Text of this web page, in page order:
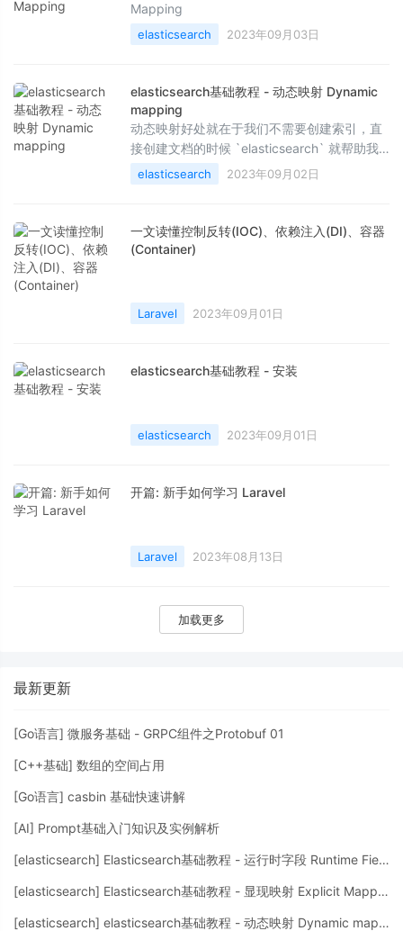
Mapping
elasticsearch 2023年09月03日
elasticsearch基础教程 - 动态映射 Dynamic
mapping
动态映射好处就在于我们不需要创建索引，直
接创建文档的时候 `elasticsearch` 就帮助我
们创建了索引。
elasticsearch 2023年09月02日
一文读懂控制反转(IOC)、依赖注入(DI)、容器
(Container)
Laravel 2023年09月01日
elasticsearch基础教程 - 安装
elasticsearch 2023年09月01日
开篇: 新手如何学习 Laravel
Laravel 2023年08月13日
加载更多
最新更新
[Go语言] 微服务基础 - GRPC组件之Protobuf 01
[C++基础] 数组的空间占用
[Go语言] casbin 基础快速讲解
[AI] Prompt基础入门知识及实例解析
[elasticsearch] Elasticsearch基础教程 - 运行时字段 Runtime Fields
[elasticsearch] Elasticsearch基础教程 - 显现映射 Explicit Mapping
[elasticsearch] elasticsearch基础教程 - 动态映射 Dynamic mapping